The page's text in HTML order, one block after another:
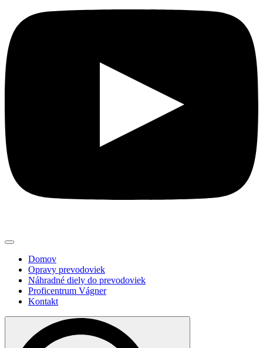
Domov
Opravy prevodoviek
Náhradné diely do prevodoviek
Proficentrum Vágner
Kontakt